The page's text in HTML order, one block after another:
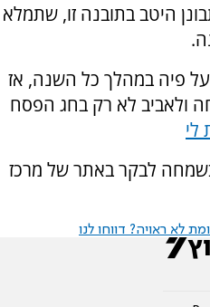
היטב בתובנה זו, שתמלא
פיה במהלך כל השנה, אז
ולאביב לא רק בחג הפסח
לי
לבקר באתר של מרכז
לא ראויה? דווחו לנו